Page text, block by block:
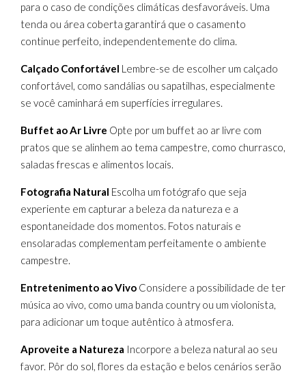
para o caso de condições climáticas desfavoráveis. Uma
tenda ou área coberta garantirá que o casamento
continue perfeito, independentemente do clima.
Calçado Confortável Lembre-se de escolher um calçado
confortável, como sandálias ou sapatilhas, especialmente
se você caminhará em superfícies irregulares.
Buffet ao Ar Livre Opte por um buffet ao ar livre com
pratos que se alinhem ao tema campestre, como churrasco,
saladas frescas e alimentos locais.
Fotografia Natural Escolha um fotógrafo que seja
experiente em capturar a beleza da natureza e a
espontaneidade dos momentos. Fotos naturais e
ensolaradas complementam perfeitamente o ambiente
campestre.
Entretenimento ao Vivo Considere a possibilidade de ter
música ao vivo, como uma banda country ou um violonista,
para adicionar um toque autêntico à atmosfera.
Aproveite a Natureza Incorpore a beleza natural ao seu
favor. Pôr do sol, flores da estação e belos cenários serão